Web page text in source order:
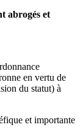
abrogés et
en vertu de
du statut) à
et importante